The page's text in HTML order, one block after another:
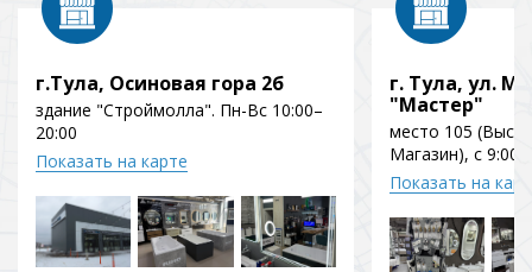
г.Тула, Осиновая гора 2б
здание "Строймолла". Пн-Вс 10:00–
20:00
Показать на карте
г. Тула, ул.
"Мастер"
место 105
Магазин), с 9:00
Показать на